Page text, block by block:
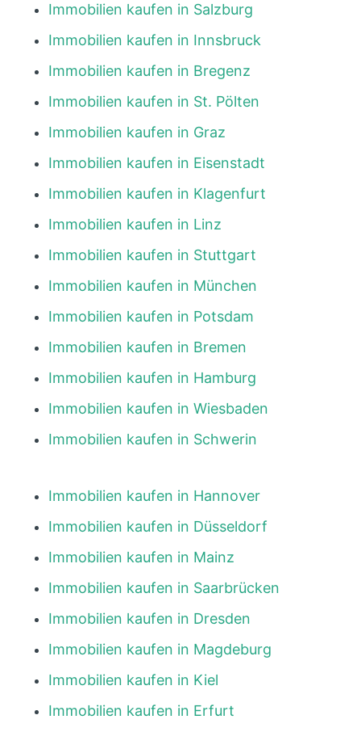
Immobilien kaufen in Salzburg
Immobilien kaufen in Innsbruck
Immobilien kaufen in Bregenz
Immobilien kaufen in St. Pölten
Immobilien kaufen in Graz
Immobilien kaufen in Eisenstadt
Immobilien kaufen in Klagenfurt
Immobilien kaufen in Linz
Immobilien kaufen in Stuttgart
Immobilien kaufen in München
Immobilien kaufen in Potsdam
Immobilien kaufen in Bremen
Immobilien kaufen in Hamburg
Immobilien kaufen in Wiesbaden
Immobilien kaufen in Schwerin
Immobilien kaufen in Hannover
Immobilien kaufen in Düsseldorf
Immobilien kaufen in Mainz
Immobilien kaufen in Saarbrücken
Immobilien kaufen in Dresden
Immobilien kaufen in Magdeburg
Immobilien kaufen in Kiel
Immobilien kaufen in Erfurt